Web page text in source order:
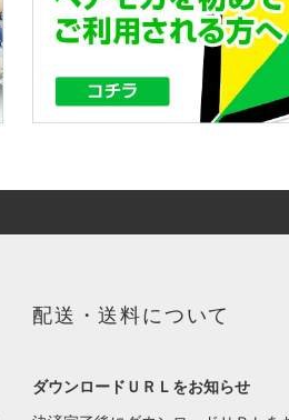
配送・送料について
ダウンロードＵＲＬをお知らせ